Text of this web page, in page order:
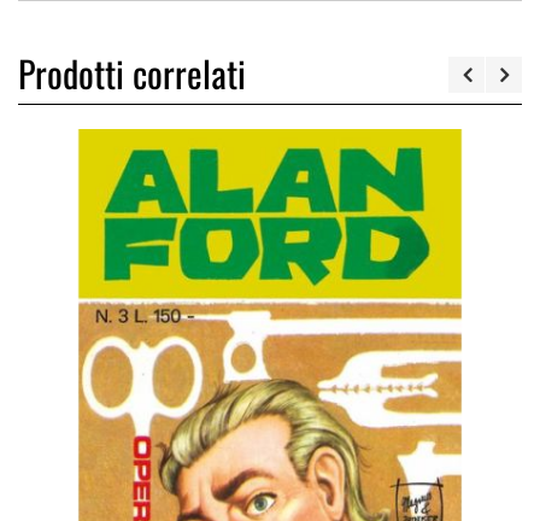
Prodotti correlati